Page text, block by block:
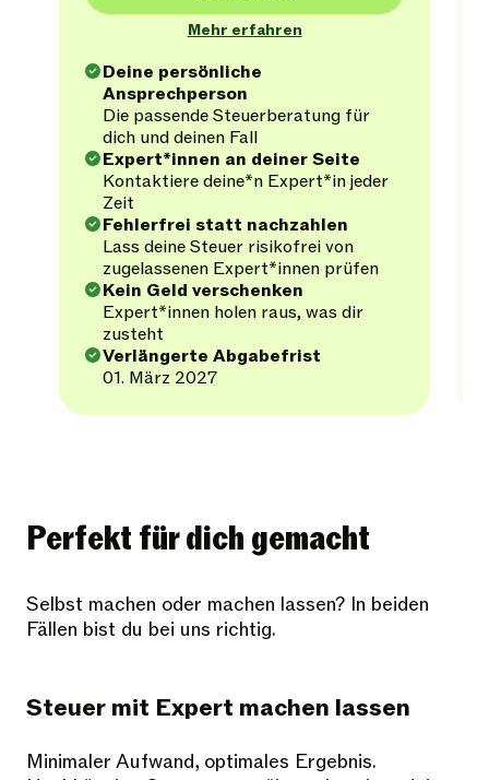
Mehr erfahren
Deine persönliche
Ansprechperson
Die passende Steuerberatung für
dich und deinen Fall
Expert*innen an deiner Seite
Kontaktiere deine*n Expert*in jeder
Zeit
Fehlerfrei statt nachzahlen
Lass deine Steuer risikofrei von
zugelassenen Expert*innen prüfen
Kein Geld verschenken
Expert*innen holen raus, was dir
zusteht
Verlängerte Abgabefrist
01. März 2027
Perfekt für dich gemacht
Selbst machen oder machen lassen? In beiden
Fällen bist du bei uns richtig.
Steuer mit Expert machen lassen
Minimaler Aufwand, optimales Ergebnis.